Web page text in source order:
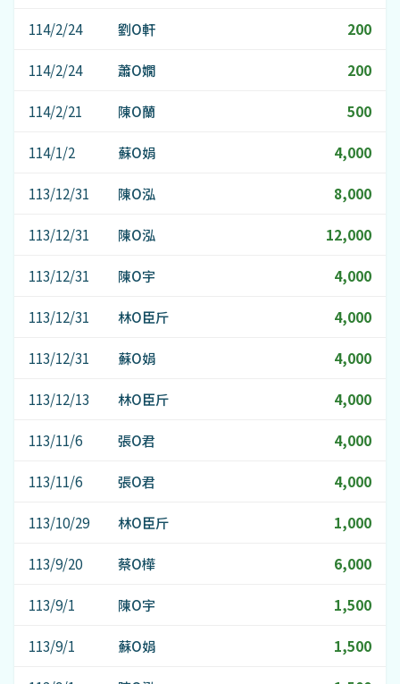
114/2/24 劉O軒 200
114/2/24 蕭O嫺 200
114/2/21 陳O蘭 500
114/1/2 蘇O娟 4,000
113/12/31 陳O泓 8,000
113/12/31 陳O泓 12,000
113/12/31 陳O宇 4,000
113/12/31 林O臣斤 4,000
113/12/31 蘇O娟 4,000
113/12/13 林O臣斤 4,000
113/11/6 張O君 4,000
113/11/6 張O君 4,000
113/10/29 林O臣斤 1,000
113/9/20 蔡O樺 6,000
113/9/1 陳O宇 1,500
113/9/1 蘇O娟 1,500